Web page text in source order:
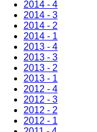
2014 - 4
2014 - 3
2014 - 2
2014 - 1
2013 - 4
2013 - 3
2013 - 2
2013 - 1
2012 - 4
2012 - 3
2012 - 2
2012 - 1